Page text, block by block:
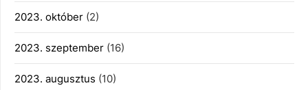
2023. október (2)
2023. szeptember (16)
2023. augusztus (10)